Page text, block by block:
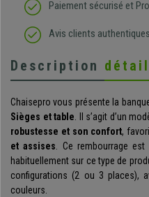
Paiement sécurisé et
Avis clients
Description
Chaisepro vous présente la
Sièges et table. Il s’agit d’un
robustesse et son confort,
et assises. Ce rembourrage
habituellement sur ce type de
configurations (2 ou 3 places),
couleurs.